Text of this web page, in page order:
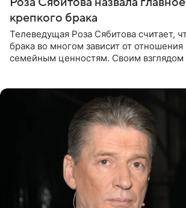
крепкого брака
Телеведущая Роза Сябитова считает,
брака во многом зависит от отношения
семейным ценностям. Своим взглядом